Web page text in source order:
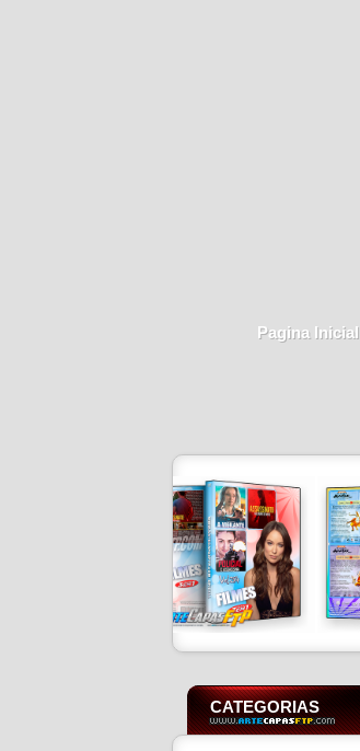
Pagina Inicial
CATEGORIAS